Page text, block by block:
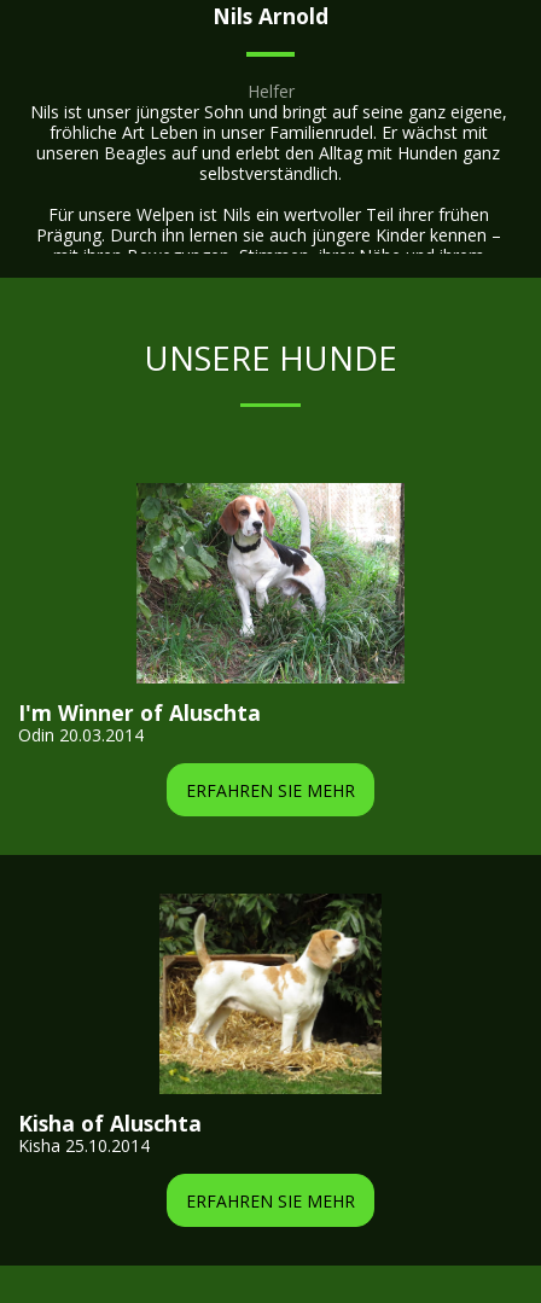
Nils Arnold
Helfer
Nils ist unser jüngster Sohn und bringt auf seine ganz eigene,
fröhliche Art Leben in unser Familienrudel. Er wächst mit
unseren Beagles auf und erlebt den Alltag mit Hunden ganz
selbstverständlich.
Für unsere Welpen ist Nils ein wertvoller Teil ihrer frühen
Prägung. Durch ihn lernen sie auch jüngere Kinder kennen –
mit ihren Bewegungen, Stimmen, ihrer Nähe und ihrem
natürlichen, lebendigen Wesen. So werden die Welpen Schritt
Herzlichkeit. Er beobachtet die Welpen gerne, ist oft mitten im
Geschehen dabei und erlebt mit, wie sie wachsen, spielen und
die Welt entdecken.
Alltagssituationen kennen. Nils trägt dazu bei, dass sie Kinder,
Geräusche, Bewegung und Nähe positiv erleben dürfen.
Für uns ist es besonders schön, dass unsere Kinder
gemeinsam mit unseren Beagles aufwachsen. So sind unsere
Welpen nicht abgeschirmt, sondern dürfen liebevoll begleitet
mitten im Familienleben gross werden.
UNSERE HUNDE
I'm Winner of Aluschta
Odin 20.03.2014
ERFAHREN SIE MEHR
Kisha of Aluschta
Kisha 25.10.2014
ERFAHREN SIE MEHR